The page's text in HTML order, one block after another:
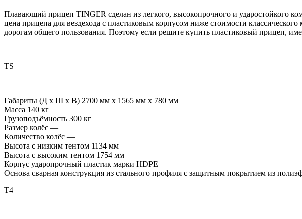
Плавающий прицеп TINGER сделан из легкого, высокопрочного и ударостойкого
цена прицепа для вездехода с пластиковым корпусом ниже стоимости
дорогам общего пользования. Поэтому если решите купить пластиковый прицеп,
TS
Габариты (Д x Ш x В) 2700 мм х 1565 мм х 780 мм
Масса 140 кг
Грузоподъёмность 300 кг
Размер колёс —
Количество колёс —
Высота с низким тентом 1134 мм
Высота с высоким тентом 1754 мм
Корпус ударопрочный пластик марки HDPE
Основа сварная конструкция из стального профиля c защитным покрытием из
T4